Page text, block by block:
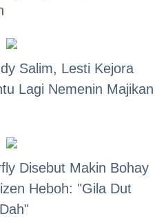
Salim, Lesti Kejora
Lagi Nemenin Majikan
Disebut Makin Bohay
Heboh: "Gila Dut